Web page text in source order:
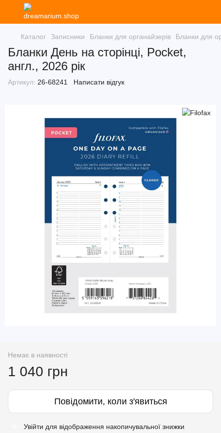
Каталог Записники Бланки для органайзерів Бланки для
Бланки День на сторінці, Pocket,
англ., 2026 рік
Артикул: 26-68241 Написати відгук
Немає в наявності
1 040 грн
Повідомити, коли з'явиться
Увійти для відображення накопичувальної знижки